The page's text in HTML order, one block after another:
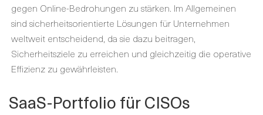
gegen Online-Bedrohungen zu stärken. Im Allgemeinen
sind sicherheitsorientierte Lösungen für Unternehmen
weltweit entscheidend, da sie dazu beitragen,
Sicherheitsziele zu erreichen und gleichzeitig die operative
Effizienz zu gewährleisten.
SaaS-Portfolio für CISOs